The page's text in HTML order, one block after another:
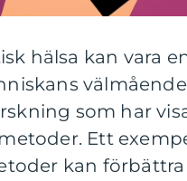
hälsa kan vara
som har
Ett
kan förbättra